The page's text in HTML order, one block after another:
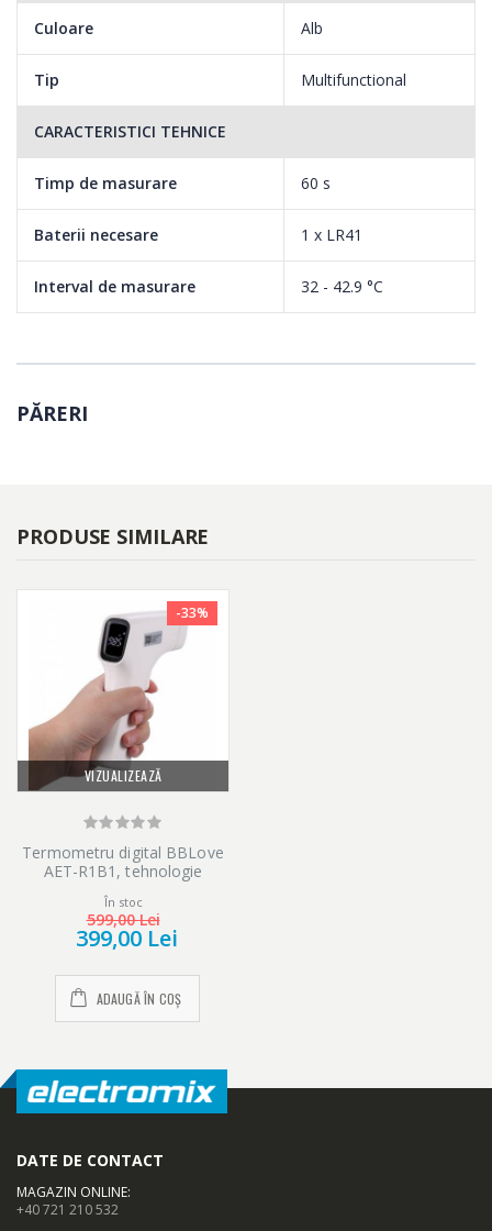
Culoare Alb
Tip Multifunctional
CARACTERISTICI TEHNICE
Timp de masurare 60 s
Baterii necesare 1 x LR41
Interval de masurare 32 - 42.9 °C
PĂRERI
PRODUSE SIMILARE
VIZUALIZEAZĂ
-33%
Termometru digital BBLove
AET-R1B1, tehnologie
infrarosu non-contact, pentru
frunte
În stoc
599,00 Lei
399,00 Lei
ADAUGĂ ÎN COȘ
DATE DE CONTACT
MAGAZIN ONLINE:
+40 721 210 532